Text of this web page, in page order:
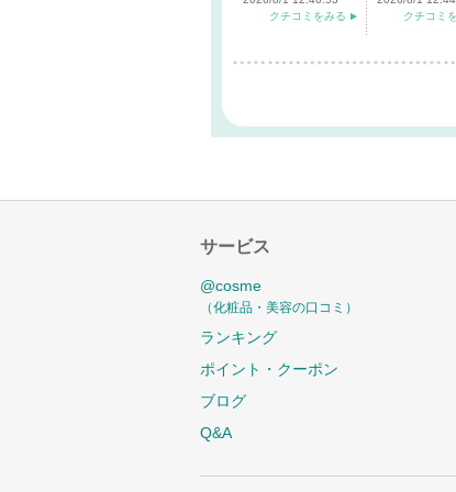
クチコミをみる
クチコミ
サービス
@cosme
（化粧品・美容の口コミ）
ランキング
ポイント・クーポン
ブログ
Q&A